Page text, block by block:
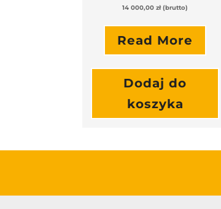
14 000,00zł (brutto)
Read More
Dodaj do
koszyka